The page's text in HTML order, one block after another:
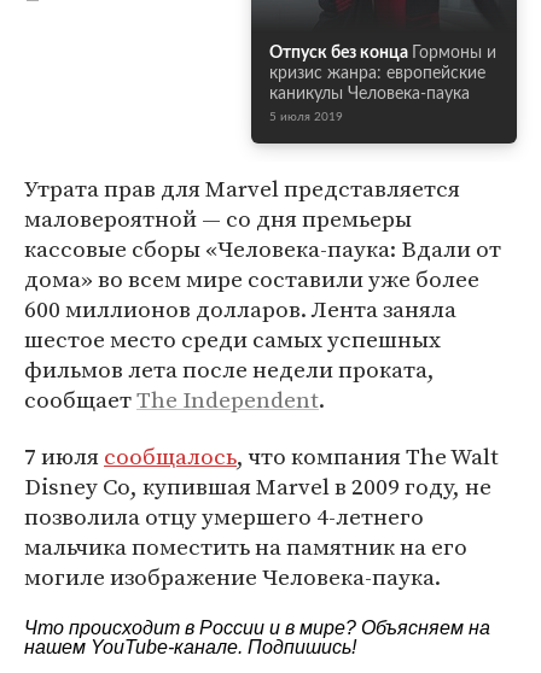
Отпуск без конца
Гормоны и
кризис жанра: европейские
каникулы Человека-паука
5 июля 2019
Утрата прав для Marvel представляется
маловероятной — со дня премьеры
кассовые сборы «Человека-паука: Вдали от
дома» во всем мире составили уже более
600 миллионов долларов. Лента заняла
шестое место среди самых успешных
фильмов лета после недели проката,
сообщаетThe Independent.
7 июлясообщалось, что компания The Walt
Disney Co, купившая Marvel в 2009 году, не
позволила отцу умершего 4-летнего
мальчика поместить на памятник на его
могиле изображение Человека-паука.
Что происходит в России и в мире? Объясняем на
нашем YouTube-канале. Подпишись!